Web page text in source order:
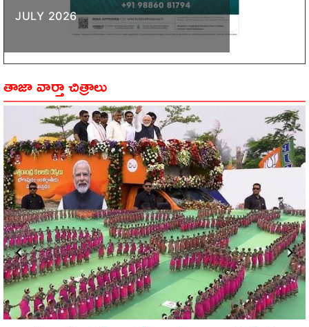
JULY 2026
తాజా వార్తా చిత్రాలు